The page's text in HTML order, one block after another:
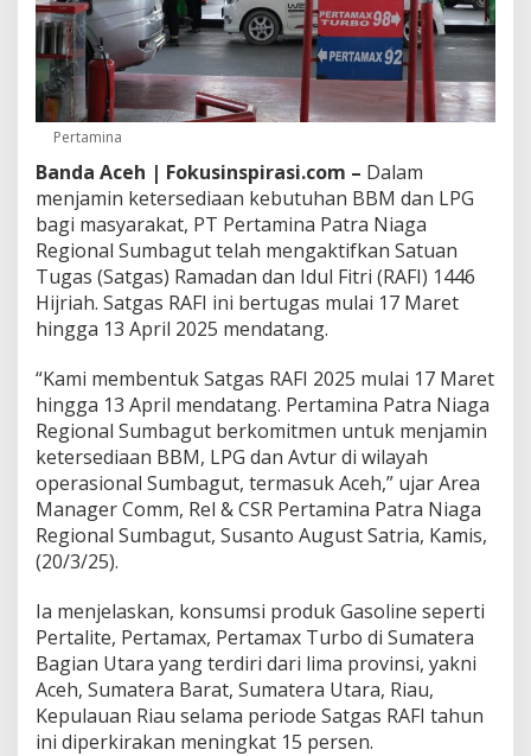
P
e
t
a
m
n
a
P
a
t
r
a
N
i
g
a
a
m
i
n
K
e
r
s
e
d
i
a
a
Pertamina
Banda Aceh | Fokusinspirasi.com – Dalam
menjamin ketersediaan kebutuhan BBM dan LPG
bagi masyarakat, PT Pertamina Patra Niaga
Regional Sumbagut telah mengaktifkan Satuan
Tugas (Satgas) Ramadan dan Idul Fitri (RAFI) 1446
Hijriah. Satgas RAFI ini bertugas mulai 17 Maret
hingga 13 April 2025 mendatang.
“Kami membentuk Satgas RAFI 2025 mulai 17 Maret
hingga 13 April mendatang. Pertamina Patra Niaga
Regional Sumbagut berkomitmen untuk menjamin
ketersediaan BBM, LPG dan Avtur di wilayah
operasional Sumbagut, termasuk Aceh,” ujar Area
Manager Comm, Rel & CSR Pertamina Patra Niaga
Regional Sumbagut, Susanto August Satria, Kamis,
(20/3/25).
Ia menjelaskan, konsumsi produk Gasoline seperti
Pertalite, Pertamax, Pertamax Turbo di Sumatera
Bagian Utara yang terdiri dari lima provinsi, yakni
Aceh, Sumatera Barat, Sumatera Utara, Riau,
Kepulauan Riau selama periode Satgas RAFI tahun
ini diperkirakan meningkat 15 persen.